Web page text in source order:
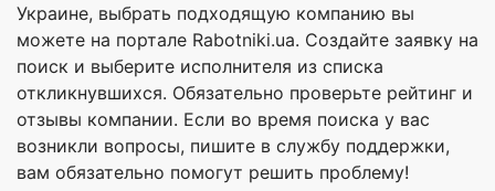
Украине, выбрать подходящую компанию вы
можете на портале Rabotniki.ua. Создайте заявку на
поиск и выберите исполнителя из списка
откликнувшихся. Обязательно проверьте рейтинг и
отзывы компании. Если во время поиска у вас
возникли вопросы, пишите в службу поддержки,
вам обязательно помогут решить проблему!